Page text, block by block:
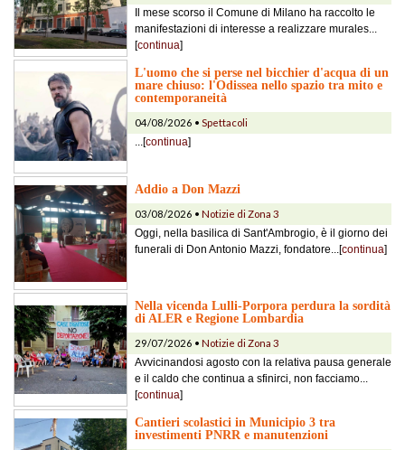
Il mese scorso il Comune di Milano ha raccolto le
manifestazioni di interesse a realizzare murales...
[continua]
L'uomo che si perse nel bicchier d'acqua di un
mare chiuso: l'Odissea nello spazio tra mito e
contemporaneità
04/08/2026 • Spettacoli
...[continua]
Addio a Don Mazzi
03/08/2026 • Notizie di Zona 3
Oggi, nella basilica di Sant'Ambrogio, è il giorno dei
funerali di Don Antonio Mazzi, fondatore...[continua]
Nella vicenda Lulli-Porpora perdura la sordità
di ALER e Regione Lombardia
29/07/2026 • Notizie di Zona 3
Avvicinandosi agosto con la relativa pausa generale
e il caldo che continua a sfinirci, non facciamo...
[continua]
Cantieri scolastici in Municipio 3 tra
investimenti PNRR e manutenzioni